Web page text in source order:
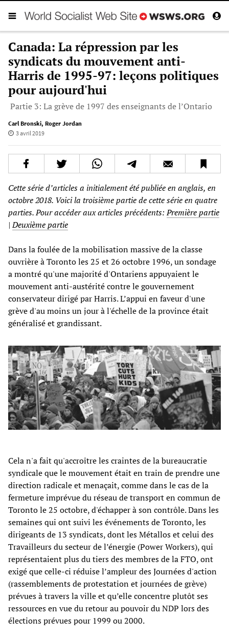
Canada: La répression par les
syndicats du mouvement anti-
Harris de 1995-97: leçons politiques
pour aujourd'hui
Partie 3: La grève de 1997 des enseignants de l’Ontario
Carl Bronski, Roger Jordan
3 avril 2019
Cette série d’articles a initialement été publiée en anglais, en
octobre 2018. Voici la troisième partie de cette série en quatre
parties. Pour accéder aux articles précédents:Première partie
|Deuxième partie
Dans la foulée de la mobilisation massive de la classe
ouvrière à Toronto les 25 et 26 octobre 1996, un sondage
a montré qu'une majorité d'Ontariens appuyaient le
mouvement anti-austérité contre le gouvernement
conservateur dirigé par Harris. L’appui en faveur d'une
grève d'au moins un jour à l'échelle de la province était
généralisé et grandissant.
Cela n'a fait qu'accroître les craintes de la bureaucratie
syndicale que le mouvement était en train de prendre une
direction radicale et menaçait, comme dans le cas de la
fermeture imprévue du réseau de transport en commun de
Toronto le 25 octobre, d'échapper à son contrôle. Dans les
semaines qui ont suivi les événements de Toronto, les
dirigeants de 13 syndicats, dont les Métallos et celui des
Travailleurs du secteur de l’énergie (Power Workers), qui
représentaient plus du tiers des membres de la FTO, ont
exigé que celle-ci réduise l’ampleur des Journées d'action
(rassemblements de protestation et journées de grève)
prévues à travers la ville et qu’elle concentre plutôt ses
ressources en vue du retour au pouvoir du NDP lors des
élections prévues pour 1999 ou 2000.